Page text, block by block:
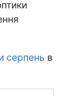
серпень в